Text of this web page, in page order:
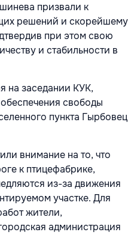
призвали к
решений и скорейшему
при этом свою
и стабильности в
на заседании КУК,
свободы
пункта Гырбовец
внимание на то, что
к птицефабрике,
из-за движения
участке. Для
жители,
администрация